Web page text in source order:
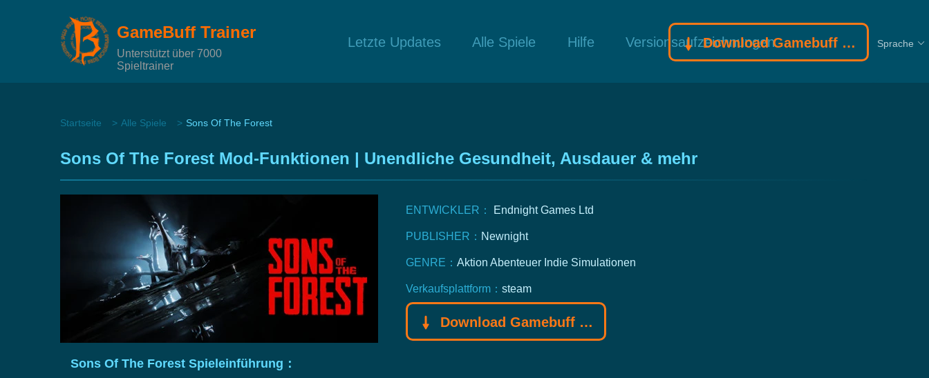
GameBuff Trainer
Unterstützt über 7000
Spieltrainer
Letzte Updates Alle Spiele Hilfe Versionsaufzeichnungen
Download Gamebuff Trainer Sprache
Startseite Alle Spiele Sons Of The Forest
Sons Of The Forest Mod-Funktionen | Unendliche Gesundheit, Ausdauer & mehr
ENTWICKLER： Endnight Games Ltd
PUBLISHER： Newnight
GENRE： Aktion Abenteuer Indie Simulationen
Verkaufsplattform： steam
Download Gamebuff Trainer
Sons Of The Forest Spieleinführung：